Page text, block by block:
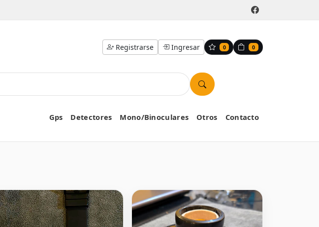
Registrarse Ingresar 0 0
Gps Detectores Mono/Binoculares Otros Contacto